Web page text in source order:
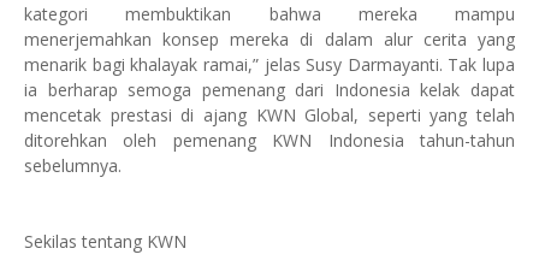
kategori membuktikan bahwa mereka mampu
menerjemahkan konsep mereka di dalam alur cerita yang
menarik bagi khalayak ramai,” jelas Susy Darmayanti. Tak lupa
ia berharap semoga pemenang dari Indonesia kelak dapat
mencetak prestasi di ajang KWN Global, seperti yang telah
ditorehkan oleh pemenang KWN Indonesia tahun-tahun
sebelumnya.
Sekilas tentang KWN